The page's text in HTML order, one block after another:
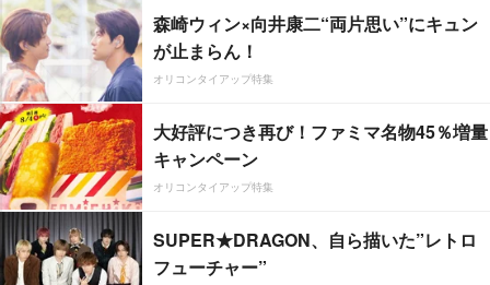
森崎ウィン×向井康二“両片思い”にキュン
が止まらん！
オリコンタイアップ特集
大好評につき再び！ファミマ名物45％増量
キャンペーン
オリコンタイアップ特集
SUPER★DRAGON、自ら描いた”レトロ
フューチャー”